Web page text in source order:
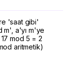
'saat gibi'
m', a'yı m'ye
mod 5 = 2
aritmetik)